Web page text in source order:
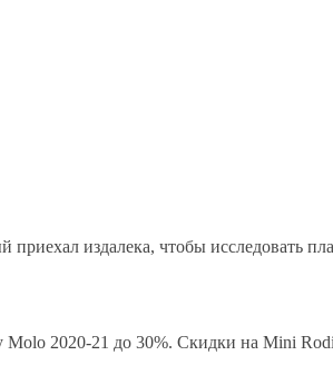
издалека, чтобы исследовать
Molo 2020-21 до 30%. Скидки на Mini